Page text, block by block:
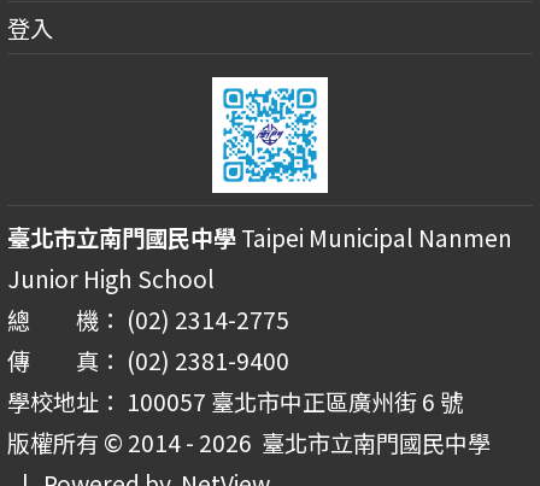
登入
臺北市立南門國民中學Taipei Municipal Nanmen
Junior High School
總 機： (02) 2314-2775
傳 真： (02) 2381-9400
學校地址： 100057 臺北市中正區廣州街 6 號
版權所有 © 2014 - 2026 臺北市立南門國民中學